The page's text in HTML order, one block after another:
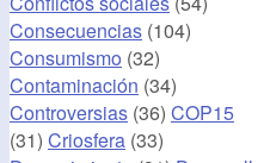
Consecuencias (104)
Consumismo (32)
Contaminación (34)
Controversias (36) COP15
(31) Criosfera (33)